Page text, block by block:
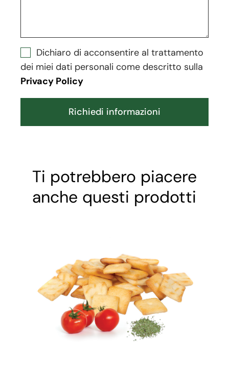
Dichiaro di acconsentire al trattamento
dei miei dati personali come descritto sulla
Privacy Policy
Richiedi informazioni
Ti potrebbero piacere
anche questi prodotti